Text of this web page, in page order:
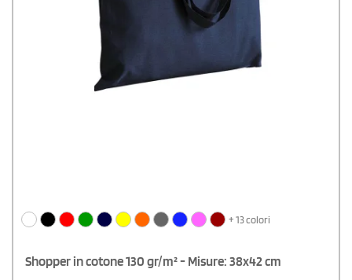
+ 13 colori
Shopper in cotone 130 gr/m² - Misure: 38x42 cm